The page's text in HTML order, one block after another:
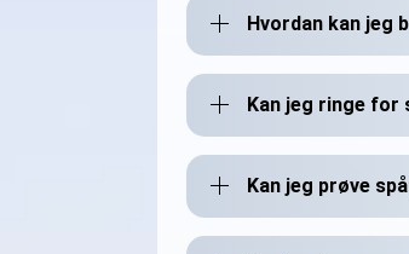
Hvordan kan jeg
Kan jeg ringe for
Kan jeg prøve